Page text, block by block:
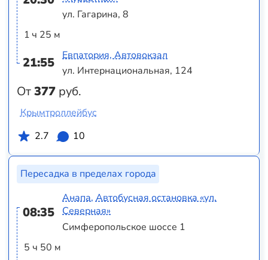
1 ч 25 м
21:55
От377 руб.
ул. Гагарина, 8
Евпатория, Автовокзал
ул. Интернациональная, 124
Крымтроллейбус
2.7
10
Пересадка в пределах города
08:35
5 ч 50 м
Анапа, Автобусная остановка «ул.
Северная»
Симферопольское шоссе 1